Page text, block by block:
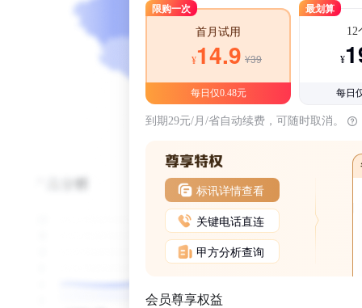
限购一次
首月试用
¥14.9 ¥39
每日仅0.48元
最划算
12
¥
每日
到期29元/月/省自动续费，可随时取消。
标讯详情查看
关键电话直连
甲方分析查询
会员尊享权益